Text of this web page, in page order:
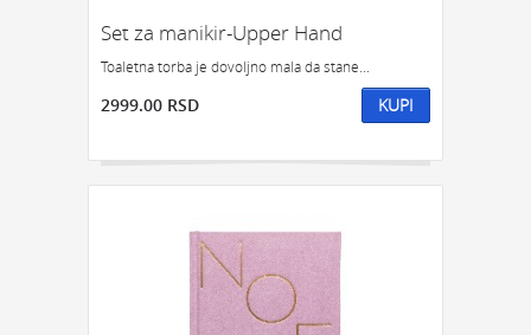
Set za manikir-Upper Hand
Toaletna torba je dovoljno mala da stane...
2999.00 RSD KUPI